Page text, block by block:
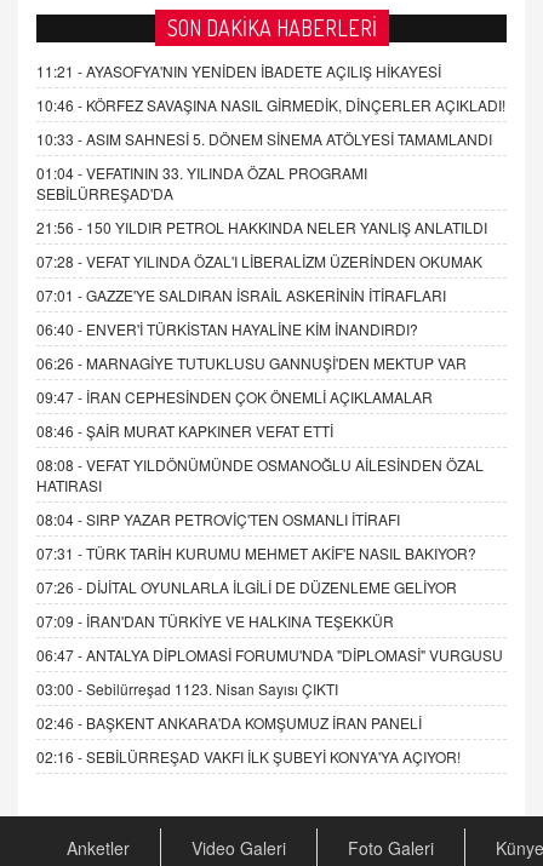
SON DAKİKA HABERLERİ
11:21 -AYASOFYA'NIN YENİDEN İBADETE AÇILIŞ HİKAYESİ
10:46 - KÖRFEZ SAVAŞINA NASIL GİRMEDİK, DİNÇERLER AÇIKLADI!
10:33 -ASIM SAHNESİ 5. DÖNEM SİNEMA ATÖLYESİ TAMAMLANDI
01:04 -VEFATININ 33. YILINDA ÖZAL PROGRAMI
SEBİLÜRREŞAD'DA
21:56 - 150 YILDIR PETROL HAKKINDA NELER YANLIŞ ANLATILDI
07:28 -VEFAT YILINDA ÖZAL'I LİBERALİZM ÜZERİNDEN OKUMAK
07:01 -GAZZE'YE SALDIRAN İSRAİL ASKERİNİN İTİRAFLARI
06:40 - ENVER'İ TÜRKİSTAN HAYALİNE KİM İNANDIRDI?
06:26 - MARNAGİYE TUTUKLUSU GANNUŞİ'DEN MEKTUP VAR
09:47 - İRAN CEPHESİNDEN ÇOK ÖNEMLİ AÇIKLAMALAR
08:46 -ŞAİR MURAT KAPKINER VEFAT ETTİ
08:08 -VEFAT YILDÖNÜMÜNDE OSMANOĞLU AİLESİNDEN ÖZAL
HATIRASI
08:04 -SIRP YAZAR PETROVİÇ'TEN OSMANLI İTİRAFI
07:31 -TÜRK TARİH KURUMU MEHMET AKİF'E NASIL BAKIYOR?
07:26 - DİJİTAL OYUNLARLA İLGİLİ DE DÜZENLEME GELİYOR
07:09 - İRAN'DAN TÜRKİYE VE HALKINA TEŞEKKÜR
06:47 -ANTALYA DİPLOMASİ FORUMU'NDA "DİPLOMASİ" VURGUSU
03:00 -Sebilürreşad 1123. Nisan Sayısı ÇIKTI
02:46 - BAŞKENT ANKARA'DA KOMŞUMUZ İRAN PANELİ
02:16 -SEBİLÜRREŞAD VAKFI İLK ŞUBEYİ KONYA'YA AÇIYOR!
Anketler Video Galeri Foto Galeri Künye